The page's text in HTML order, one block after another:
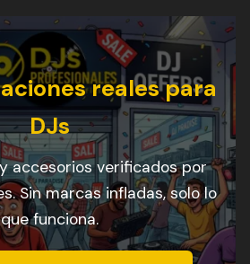
reales para
DJs
accesorios verificados por
Sin marcas infladas, solo lo
que funciona.